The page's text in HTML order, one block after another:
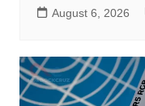
August 6, 2026